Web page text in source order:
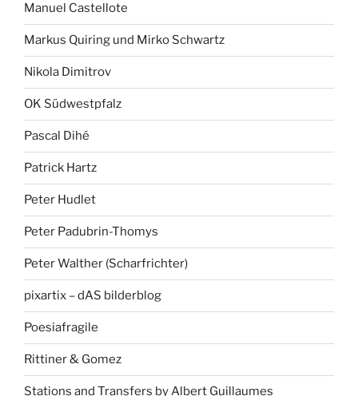
Manuel Castellote
Markus Quiring und Mirko Schwartz
Nikola Dimitrov
OK Südwestpfalz
Pascal Dihé
Patrick Hartz
Peter Hudlet
Peter Padubrin-Thomys
Peter Walther (Scharfrichter)
pixartix – dAS bilderblog
Poesiafragile
Rittiner & Gomez
Stations and Transfers by Albert Guillaumes